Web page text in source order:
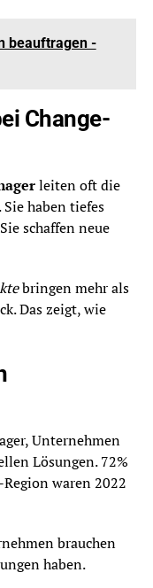
beauftragen -
Change-
leiten oft die
haben tiefes
schaffen neue
bringen mehr als
Das zeigt, wie
Unternehmen
Lösungen. 72%
waren 2022
brauchen
haben.